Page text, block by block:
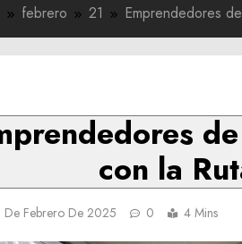
febrero 21 Emprendedores
con la
De Febrero De 2025 0 4 Mins